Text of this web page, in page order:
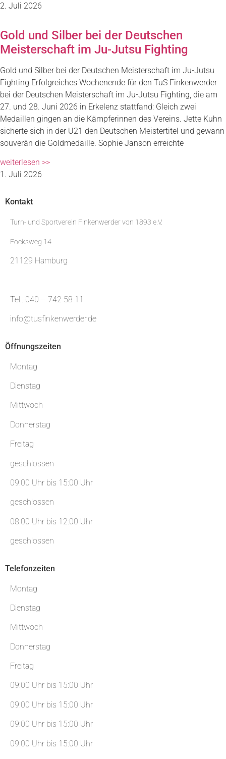
2. Juli 2026
Gold und Silber bei der Deutschen
Meisterschaft im Ju-Jutsu Fighting
Gold und Silber bei der Deutschen Meisterschaft im Ju-Jutsu
Fighting Erfolgreiches Wochenende für den TuS Finkenwerder
bei der Deutschen Meisterschaft im Ju-Jutsu Fighting, die am
27. und 28. Juni 2026 in Erkelenz stattfand: Gleich zwei
Medaillen gingen an die Kämpferinnen des Vereins. Jette Kuhn
sicherte sich in der U21 den Deutschen Meistertitel und gewann
souverän die Goldmedaille. Sophie Janson erreichte
weiterlesen >>
1. Juli 2026
Kontakt
Turn- und Sportverein Finkenwerder von 1893 e.V.
Focksweg 14
21129 Hamburg
Tel.: 040 – 742 58 11
info@tusfinkenwerder.de
Öffnungszeiten
Montag
Dienstag
Mittwoch
Donnerstag
Freitag
geschlossen
09:00 Uhr bis 15:00 Uhr
geschlossen
08:00 Uhr bis 12:00 Uhr
geschlossen
Telefonzeiten
Montag
Dienstag
Mittwoch
Donnerstag
Freitag
09:00 Uhr bis 15:00 Uhr
09:00 Uhr bis 15:00 Uhr
09:00 Uhr bis 15:00 Uhr
09:00 Uhr bis 15:00 Uhr